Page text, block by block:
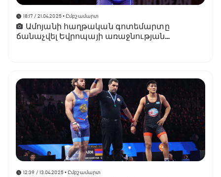
18:17 / 21.04.2025• Ըմբշամարտ
Ամոյանի հաղթական գոտեմարտը
ճանաչվել Եվրոպայի առաջնության
12:39 / 13.04.2025• Ըմբշամարտ